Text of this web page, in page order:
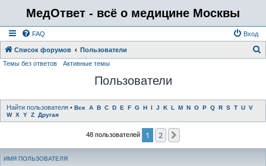
МедОтвет - всё о медицине Москвы
FAQ Вход
Список форумов Пользователи
Темы без ответов Активные темы
Пользователи
Найти пользователя • Все A B C D E F G H I J K L M N O P Q R S T U V
W X Y Z Другая
48 пользователей 1 2
ИМЯ ПОЛЬЗОВАТЕЛЯ